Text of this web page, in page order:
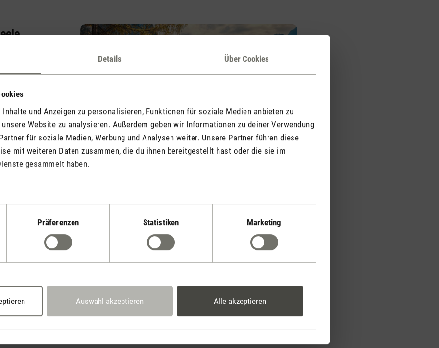
Details Über Cookies
und Anzeigen zu personalisieren, Funktionen für soziale Medien anbieten zu
Website zu analysieren. Außerdem geben wir Informationen zu deiner Verwendung
für soziale Medien, Werbung und Analysen weiter. Unsere Partner führen diese
mit weiteren Daten zusammen, die du ihnen bereitgestellt hast oder die sie im
gesammelt haben.
Präferenzen Statistiken Marketing
Auswahl akzeptieren Alle akzeptieren
schafft ein
Dieser
und lädt dazu
zu lassen und in
Flammeneffekt. Der Duft liefert den
passenden und wohlriechenden Duft und
lässt die Flammen-Optik noch realistischer